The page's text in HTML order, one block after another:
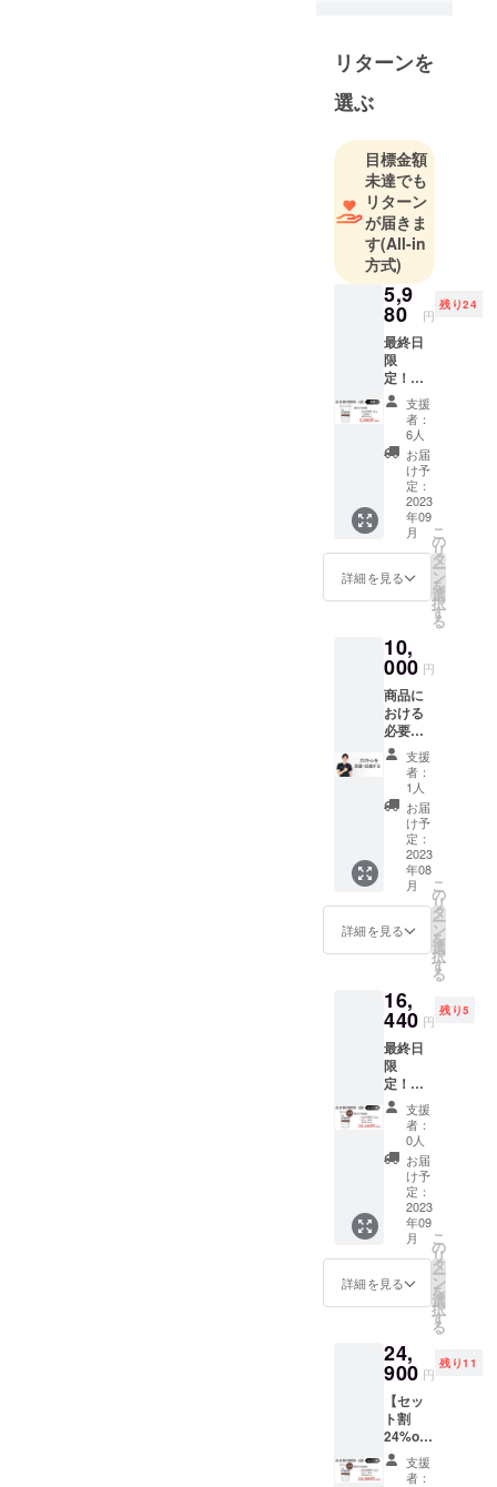
リターンを
選ぶ
目標金額
未達でも
リターン
が届きま
す(All-in
方式)
5,9
80 円
残り24
最終日
限
定！！
30個追
加しま
た！！
【早割
10%off
・30個
限定】
ALL IN
ONE
PROTEI
N
1kg(23
個 プロ
テイン
シェイ
カー 1
個（任
意）
【早割
10%off
・50個
限定】
ALL IN
ONE
PROTEI
N
1kg(23
食分) 1
個 プロ
個（任
意）
支援
者：
6人
お届
け予
定：
2023
年09
月
詳細を見る
こ
の
リ
タ
ー
ン
を
選
択
す
る
10,
000 円
商品に
おける
必要経
費（開
発・生
産）に
充てさ
せてい
ただき
ます。
ガクト
レから
オリジ
ナルの
動画
メッ
を送ら
せてい
ただき
ます。
支援
者：
1人
お届
け予
定：
2023
年08
月
詳細を見る
こ
の
リ
タ
ー
ン
を
選
択
す
る
16,
440 円
残り5
最終日
限
定！！5
セット
追加し
まし
た！！
【セッ
ト割
17%off
・5セッ
ト限
定】
ALL IN
ONE
PROTEI
1kg(23
食分) 3
個 プロ
テイン
シェイ
カー1~3
個選択
（任
支援
者：
0人
お届
け予
定：
2023
年09
月
詳細を見る
こ
の
リ
タ
ー
ン
を
選
択
す
る
24,
900 円
残り11
【セッ
ト割
24%off
・20
セット
支援
者：